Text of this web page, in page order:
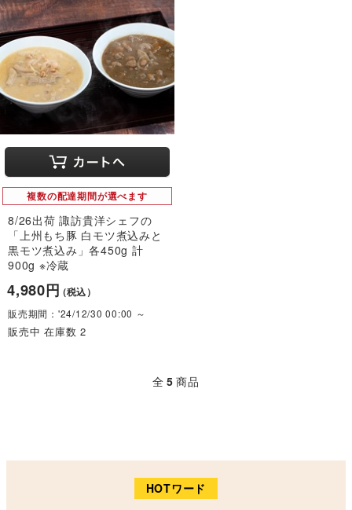
複数の配達期間が選べます
8/26出荷 諏訪貴洋シェフの
「上州もち豚 白モツ煮込みと
黒モツ煮込み」各450g 計
900g ※冷蔵
4,980円（税込）
販売期間：'24/12/30 00:00 ～
販売中 在庫数 2
全 5 商品
HOTワード